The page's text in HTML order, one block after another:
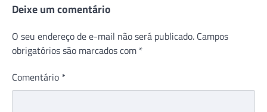
Deixe um comentário
O seu endereço de e-mail não será publicado. Campos
obrigatórios são marcados com *
Comentário *